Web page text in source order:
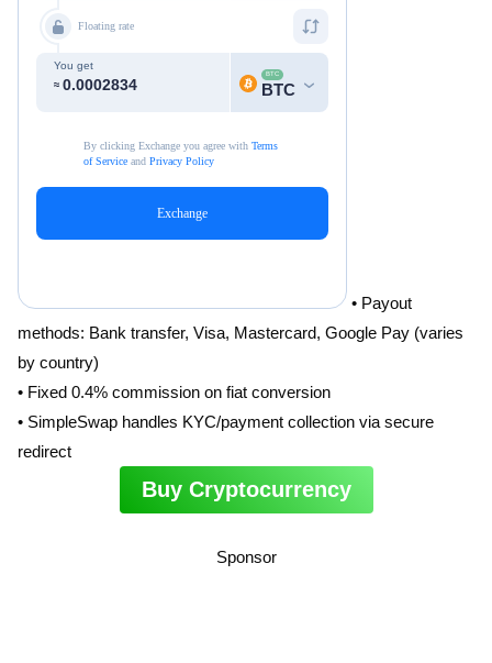
• Payout
methods: Bank transfer, Visa, Mastercard, Google Pay (varies
by country)
• Fixed 0.4% commission on fiat conversion
• SimpleSwap handles KYC/payment collection via secure
redirect
Buy Cryptocurrency
Sponsor